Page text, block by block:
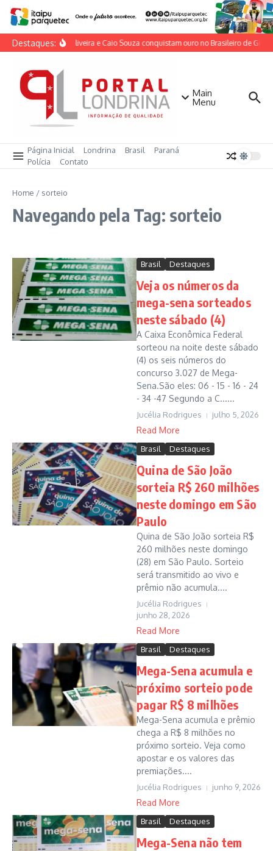
Ir para o conteúdo
Destaques:Lorrane Oliveira e Caio Souza conquistam ouro no Brasileiro de
Main
Menu
Página Inicial Londrina Brasil
Paraná
Polícia
Contato
Home / sorteio
Navegando pela Tag: sorteio
Brasil Destaques
Veja os números da
mega-sena sorteados
neste sábado (4)
A Caixa Econômica Federal
sorteou na noite deste sábado
(4) os seis números do
concurso 3.027 de Mega-
Sena.São eles: 06 - 15 - 16 - 24
- 34 -47 Segundo a C......
Jucélia Rodrigues julho 5, 2026
Read More
Brasil Destaques
Quina de São João
sorteia R$ 260 milhões
neste domingo em São
Paulo
Quina de São João sorteia R$
260 milhões neste domingo
(28) em São Paulo. Sorteio
será transmitido ao vivo e
prêmio não acumula....
Jucélia Rodrigues
junho 28, 2026
Read More
Brasil Destaques
Mega-Sena acumula e
próximo sorteio pode
pagar R$ 8 milhões
Mega-Sena acumula e prêmio
chega a R$ 8 milhões no
próximo sorteio. Veja como
apostar e os valores das
premiações....
Jucélia Rodrigues junho 9, 2026
Read More
Brasil Destaques
Mega-Sena não tem